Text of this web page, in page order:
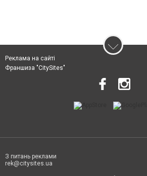
Реклама на сайті
Франшиза "CitySites"
З питань реклами
rek@citysites.ua